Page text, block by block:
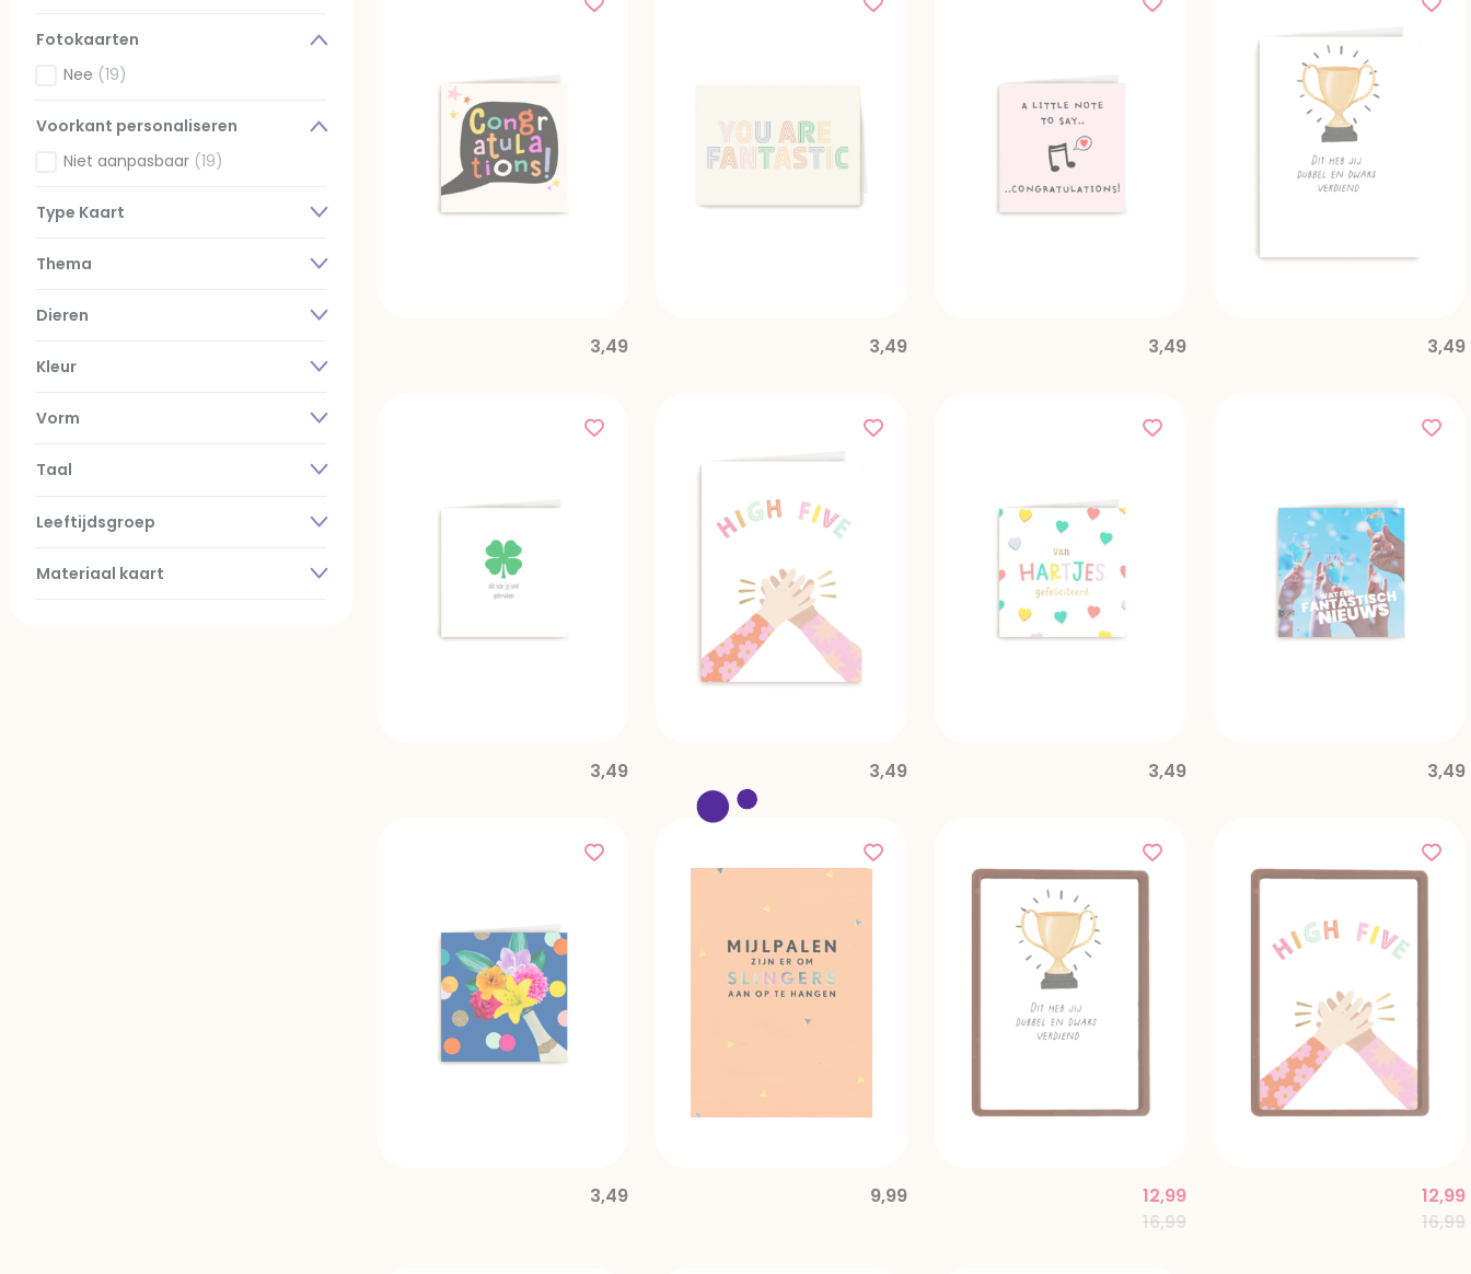
Fotokaarten
Nee (19)
Voorkant personaliseren
Niet aanpasbaar (19)
Gefilterd op Voorkant personaliseren: Niet aanpasbaar
Type Kaart
Thema
Dieren
Kleur
Vorm
Taal
Leeftijdsgroep
Materiaal kaart
3,49 3,49 3,49 3,49
3,49 3,49 3,49 3,49
3,49
9,99
Price reduced from
16,99to
12,99
16,99
12,99